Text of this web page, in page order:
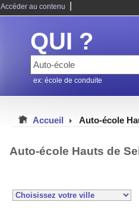
Accéder au contenu
QUI ?
ex: école de conduite
Accueil Auto-école
Auto-école Hauts de